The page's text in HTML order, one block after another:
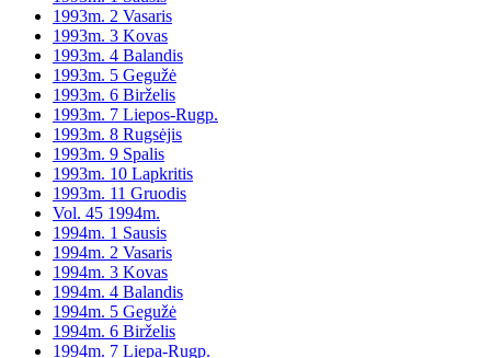
1993m. 2 Vasaris
1993m. 3 Kovas
1993m. 4 Balandis
1993m. 5 Gegužė
1993m. 6 Birželis
1993m. 7 Liepos-Rugp.
1993m. 8 Rugsėjis
1993m. 9 Spalis
1993m. 10 Lapkritis
1993m. 11 Gruodis
Vol. 45 1994m.
1994m. 1 Sausis
1994m. 2 Vasaris
1994m. 3 Kovas
1994m. 4 Balandis
1994m. 5 Gegužė
1994m. 6 Birželis
1994m. 7 Liepa-Rugp.